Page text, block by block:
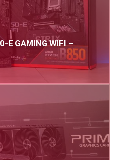
E GAMING WIFI –